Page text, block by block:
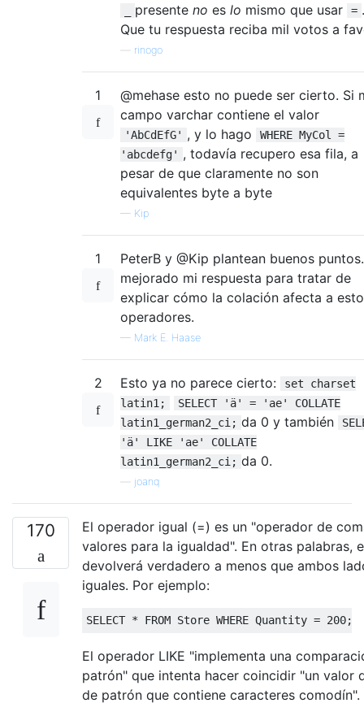
presente no es lo mismo que usar = .
Que tu respuesta reciba mil votos a
rinogo
1
@mehase esto no puede ser cierto. Si
campo varchar contiene el valor
'AbCdEfG' , y lo hago
WHERE MyCol =
'abcdefg' , todavía recupero esa fila, a
pesar de que claramente no son
equivalentes byte a byte
— Kip
1
PeterB y @Kip plantean buenos
mejorado mi respuesta para tratar de
explicar cómo la colación afecta a
operadores.
— Mark E. Haase
2 Esto ya no parece cierto:
set charset
latin1;
SELECT 'ä' = 'ae' COLLATE
latin1_german2_ci; da 0 y también
'ä' LIKE 'ae' COLLATE
latin1_german2_ci; da 0.
joanq
170
El operador igual (=) es un "operador de
valores para la igualdad". En otras palabras,
devolverá verdadero a menos que ambos
iguales. Por ejemplo:
SELECT * FROM Store WHERE Quantity = 200;
El operador LIKE "implementa una
patrón" que intenta hacer coincidir "un valor
de patrón que contiene caracteres comodín".